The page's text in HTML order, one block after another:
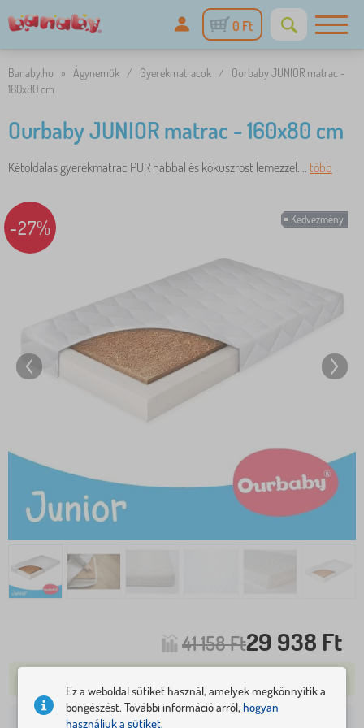
0 Ft
Banaby.hu » Ágyneműk / Gyerekmatracok /
Ourbaby JUNIOR matrac -
160x80 cm
Ourbaby JUNIOR matrac - 160x80 cm
Kétoldalas gyerekmatrac PUR habbal és kókuszrost lemezzel. .. több
Kedvezmény
-27%
41 158 Ft29 938 Ft
Kiszállítás az Ön címére már:
Ez a weboldal sütiket használ, amelyek megkönnyítik a
böngészést. További információ arról,hogyan
használjuk a sütiket.